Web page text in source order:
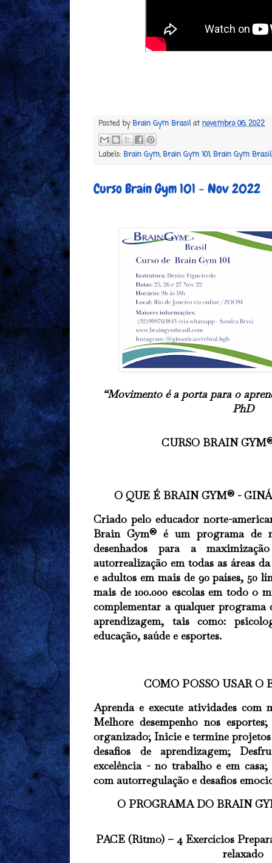
Posted by Brain Gym Brasil atnovembro 06, 2022
Labels: Brain Gym, Brain Gym 101, Brain Gym Brasil
Curso Brain Gym 101 - Nov 2022
“Movimento é a porta para o
PhD
CURSO BRAIN GYM®
O QUE É BRAIN GYM® -
Criado pelo educador norte-
Brain Gym® é um programa de
desenhados para a
autorrealização em todas as áreas
e adultos em mais de 90 países, 50
mais de 100.000 escolas em todo o
complementar a qualquer programa
aprendizagem, tais como:
educação, saúde e esportes.
COMO POSSO USAR O
Aprenda e execute atividades com
Melhore desempenho nos
organizado; Inicie e termine
desafios de aprendizagem;
excelência - no trabalho e em
com autorregulação e desafios
O PROGRAMA DO BRAIN
PACE (Ritmo) – 4 Exercícios
relaxado